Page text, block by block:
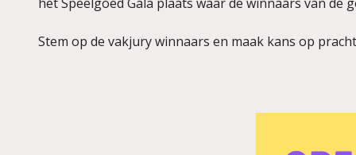
Stem op de vakjury winnaars en maak kans op